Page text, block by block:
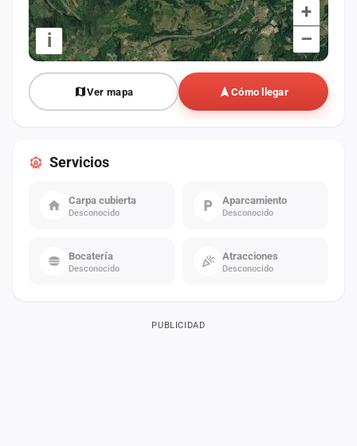
+
–
i
Ver mapa Cómo llegar
Servicios
Carpa cubierta
Desconocido
Aparcamiento
Desconocido
Bocatería
Desconocido
Atracciones
Desconocido
PUBLICIDAD